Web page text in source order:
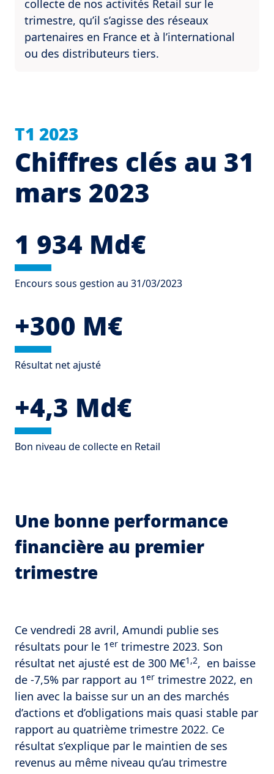
collecte de nos activités Retail sur le
trimestre, qu’il s’agisse des réseaux
partenaires en France et à l’international
ou des distributeurs tiers.
T1 2023
Chiffres clés au 31
mars 2023
1 934 Md€
Encours sous gestion au 31/03/2023
+300 M€
Résultat net ajusté
+4,3 Md€
Bon niveau de collecte en Retail
Une bonne performance
financière au premier
trimestre
Ce vendredi 28 avril, Amundi publie ses
résultats pour le 1er trimestre 2023. Son
résultat net ajusté est de 300 M€1,2, en baisse
de -7,5% par rapport au 1er trimestre 2022, en
lien avec la baisse sur un an des marchés
d’actions et d’obligations mais quasi stable par
rapport au quatrième trimestre 2022. Ce
résultat s’explique par le maintien de ses
revenus au même niveau qu’au trimestre